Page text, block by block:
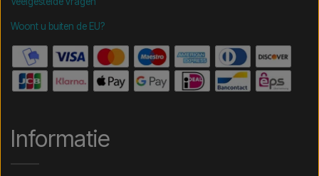
Woont u buiten de EU?
Informatie